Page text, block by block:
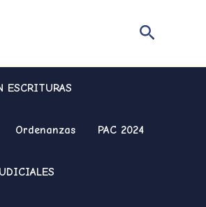
Buscar
ESCRITURAS
Ordenanzas PAC 2024